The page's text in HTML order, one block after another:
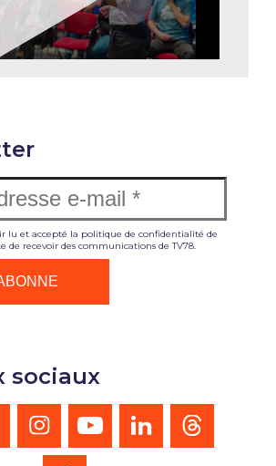
lu et accepté la politique de confidentialité de
de recevoir des communications de TV78.
sociaux